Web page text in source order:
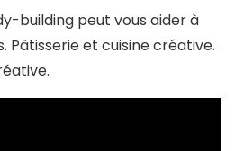
building peut vous aider à
Pâtisserie et cuisine créative.